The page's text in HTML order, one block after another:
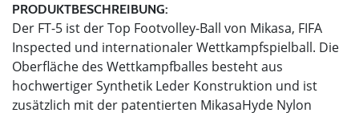
PRODUKTBESCHREIBUNG:
Der FT-5 ist der Top Footvolley-Ball von Mikasa, FIFA
Inspected und internationaler Wettkampfspielball. Die
Oberfläche des Wettkampfballes besteht aus
hochwertiger Synthetik Leder Konstruktion und ist
zusätzlich mit der patentierten MikasaHyde Nylon